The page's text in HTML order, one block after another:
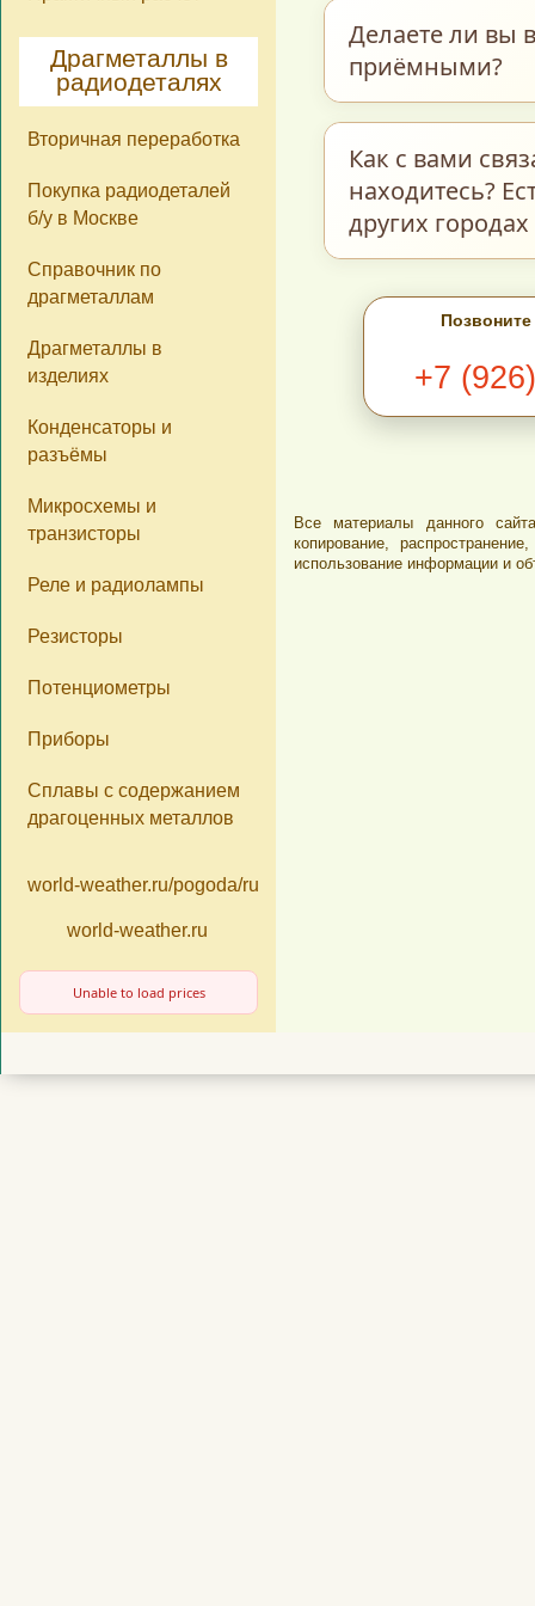
ограничений по
стоимости самих
Делаете ли вы
приёмными?
ненадлежащего
прочего
Как с вами
находитесь?
других
В разделе
Ватсап, Вайбер,
обратной связи
Мы находимся в
имеем
+7
Все материалы данного
копирование,
использование информации и
Драгметаллы в
радиодеталях
Вторичная переработка
Покупка радиодеталей
б/у в Москве
Справочник по
драгметаллам
Драгметаллы в
изделиях
Конденсаторы и
разъёмы
Микросхемы и
транзисторы
Реле и радиолампы
Резисторы
Потенциометры
Приборы
Сплавы с содержанием
драгоценных металлов
world-weather.ru/pogoda/russia/moscow/14days/
world-weather.ru
Unable to load prices